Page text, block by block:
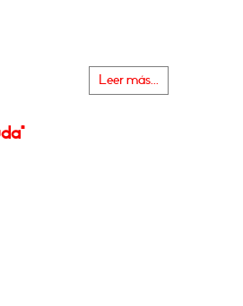
Leer más...